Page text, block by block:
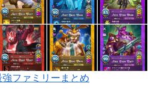
ファミリーまとめ